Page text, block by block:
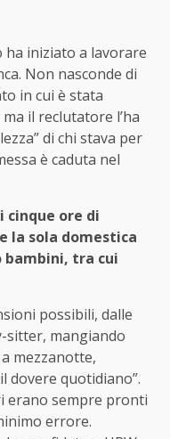
ha iniziato a lavorare
Non nasconde di
in cui è stata
il reclutatore l’ha
di chi stava per
è caduta nel
cinque ore di
la sola domestica
tra cui
possibili, dalle
sitter, mangiando
mezzanotte,
dovere quotidiano”.
erano sempre pronti
errore.